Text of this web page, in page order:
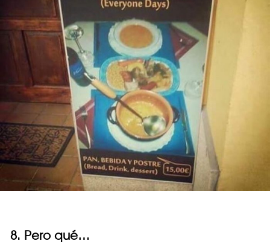
8. Pero qué…